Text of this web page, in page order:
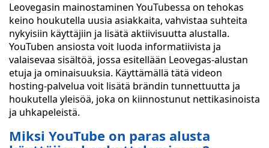
Leovegasin mainostaminen YouTubessa on tehokas
keino houkutella uusia asiakkaita, vahvistaa suhteita
nykyisiin käyttäjiin ja lisätä aktiivisuutta alustalla.
YouTuben ansiosta voit luoda informatiivista ja
valaisevaa sisältöä, jossa esitellään Leovegas-alustan
etuja ja ominaisuuksia. Käyttämällä tätä videon
hosting-palvelua voit lisätä brändin tunnettuutta ja
houkutella yleisöä, joka on kiinnostunut nettikasinoista
ja uhkapeleistä.
Miksi YouTube on paras alusta